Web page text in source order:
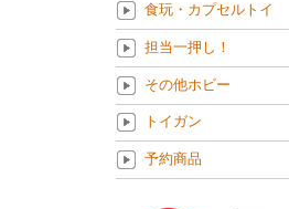
食玩・カプセルトイ
担当一押し！
その他ホビー
トイガン
予約商品